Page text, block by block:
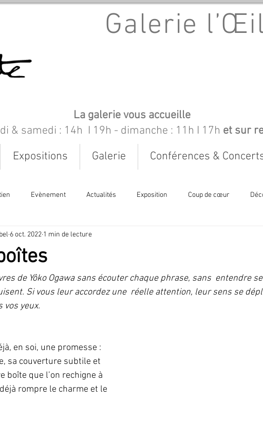
Galerie
La galerie vous accueille
& samedi : 14h I 19h - dimanche : 11h I 17h et sur
Expositions Galerie Conférences &
Evènement Actualités Exposition Coup de cœur
Spectacle
6 oct. 2022 1 min de lecture
de Yôko Ogawa sans écouter chaque phrase, sans  entendre
Si vous leur accordez une  réelle attention, leur sens se
yeux.
en soi, une promesse :
sa couverture subtile et
boîte que l’on rechigne à
rompre le charme et le